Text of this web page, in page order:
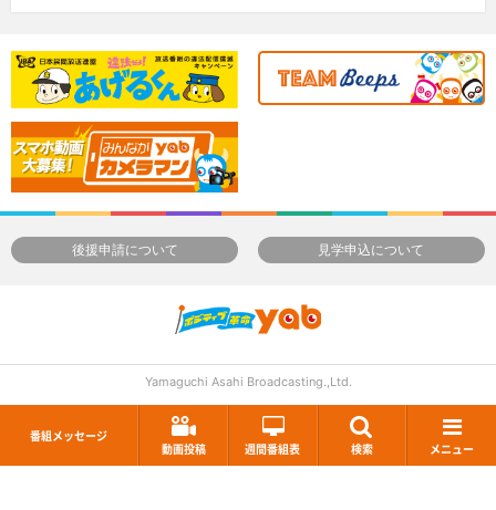
番組メッセージ
動画投稿
週間番組表 検索 メニュー
後援申請について 見学申込について
Yamaguchi Asahi Broadcasting.,Ltd.